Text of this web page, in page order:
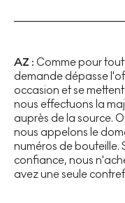
AZ : Comme pour
demande dépasse
occasion et se
nous effectuons la
auprès de la source.
nous appelons le
numéros de bouteille.
confiance, nous
avez une seule